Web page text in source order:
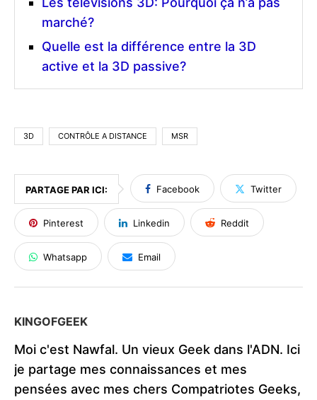
marché?
Quelle est la différence entre la 3D
active et la 3D passive?
3D CONTRÔLE A DISTANCE MSR
PARTAGE PAR ICI: Facebook Twitter
Pinterest Linkedin Reddit
Whatsapp Email
KINGOFGEEK
Moi c'est Nawfal. Un vieux Geek dans l'ADN. Ici
je partage mes connaissances et mes
pensées avec mes chers Compatriotes Geeks,